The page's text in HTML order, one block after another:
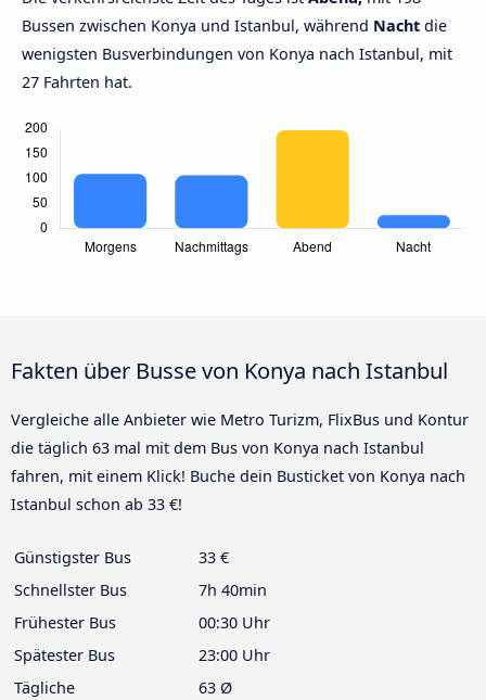
Bussen zwischen Konya und Istanbul, während Nacht die
wenigsten Busverbindungen von Konya nach Istanbul, mit
27 Fahrten hat.
Fakten über Busse von Konya nach Istanbul
Vergleiche alle Anbieter wie Metro Turizm, FlixBus und Kontur
die täglich 63 mal mit dem Bus von Konya nach Istanbul
fahren, mit einem Klick! Buche dein Busticket von Konya nach
Istanbul schon ab 33 €!
Günstigster Bus
33 €
Schnellster Bus
7h 40min
Frühester Bus
00:30 Uhr
Spätester Bus
23:00 Uhr
Tägliche
63 Ø